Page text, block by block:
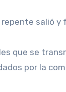
repente salió
que se
por la